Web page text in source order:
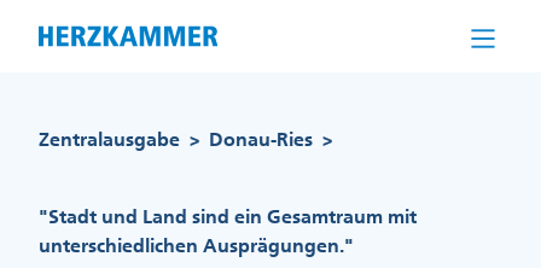
Zentralausgabe > Donau-Ries >
"Stadt und Land sind ein Gesamtraum mit
unterschiedlichen Ausprägungen."